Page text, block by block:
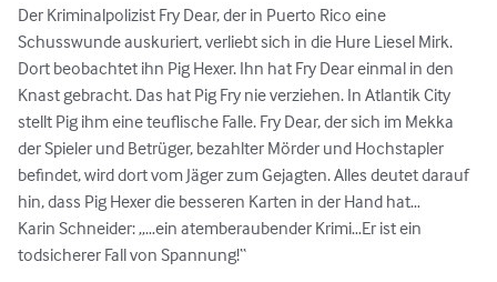
Der Kriminalpolizist Fry Dear, der in Puerto Rico eine
Schusswunde auskuriert, verliebt sich in die Hure Liesel Mirk.
Dort beobachtet ihn Pig Hexer. Ihn hat Fry Dear einmal in den
Knast gebracht. Das hat Pig Fry nie verziehen. In Atlantik City
stellt Pig ihm eine teuflische Falle. Fry Dear, der sich im Mekka
der Spieler und Betrüger, bezahlter Mörder und Hochstapler
befindet, wird dort vom Jäger zum Gejagten. Alles deutet darauf
hin, dass Pig Hexer die besseren Karten in der Hand hat…
Karin Schneider: „…ein atemberaubender Krimi…Er ist ein
todsicherer Fall von Spannung!“